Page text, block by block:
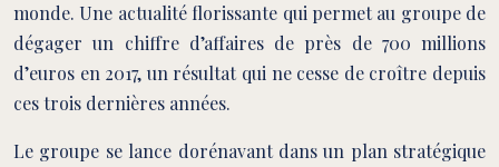
monde. Une actualité florissante qui permet au groupe de
dégager un chiffre d’affaires de près de 700 millions
d’euros en 2017, un résultat qui ne cesse de croître depuis
ces trois dernières années.
Le groupe se lance dorénavant dans un plan stratégique